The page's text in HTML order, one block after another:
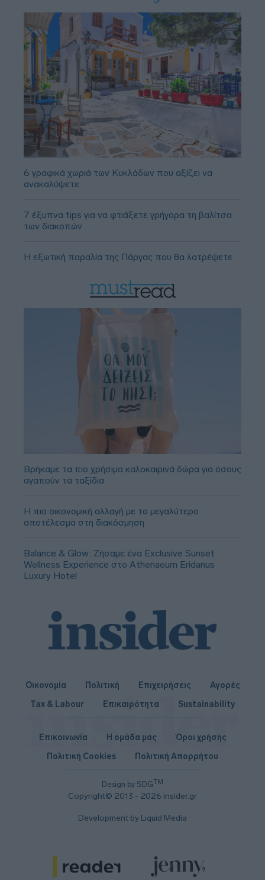
6 γραφικά χωριά των Κυκλάδων που αξίζει να
ανακαλύψετε
7 έξυπνα tips για να φτιάξετε γρήγορα τη βαλίτσα
των διακοπών
Η εξωτική παραλία της Πάργας που θα λατρέψετε
Βρήκαμε τα πιο χρήσιμα καλοκαιρινά δώρα για όσους
αγαπούν τα ταξίδια
Η πιο οικονομική αλλαγή με το μεγαλύτερο
αποτέλεσμα στη διακόσμηση
Balance & Glow: Ζήσαμε ένα Exclusive Sunset
Wellness Experience στο Athenaeum Eridanus
Luxury Hotel
Οικονομία Πολιτική Επιχειρήσεις
Αγορές
Tax & Labour
Επικαιρότητα Sustainability
Design by SDGTM
Copyright© 2013 - 2026 insider.gr
Επικοινωνία Η ομάδα μας
Όροι χρήσης
Πολιτική Cookies
Πολιτική Απορρήτου
Development by Liquid Media